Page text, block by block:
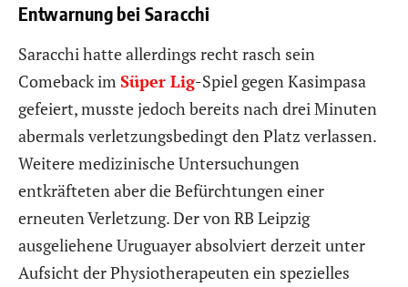
Entwarnung bei Saracchi
Saracchi hatte allerdings recht rasch sein
Comeback im Süper Lig-Spiel gegen Kasimpasa
gefeiert, musste jedoch bereits nach drei Minuten
abermals verletzungsbedingt den Platz verlassen.
Weitere medizinische Untersuchungen
entkräfteten aber die Befürchtungen einer
erneuten Verletzung. Der von RB Leipzig
ausgeliehene Uruguayer absolviert derzeit unter
Aufsicht der Physiotherapeuten ein spezielles